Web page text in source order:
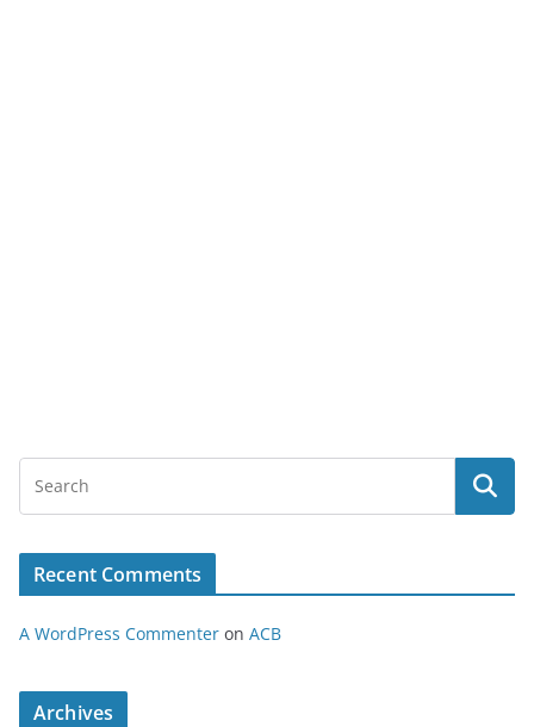
Recent Comments
A WordPress Commenter on ACB
Archives